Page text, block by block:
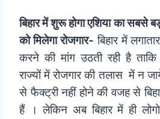
बिहार में शुरू होगा एशिया का सबसे
को मिलेगा रोजगार- बिहार में
करने की मांग उठती रही है
राज्यों में रोजगार कीतलास में न
से फैक्ट्री नहीं होने की वजह से
हैं । लेकिन अब बिहार में ही